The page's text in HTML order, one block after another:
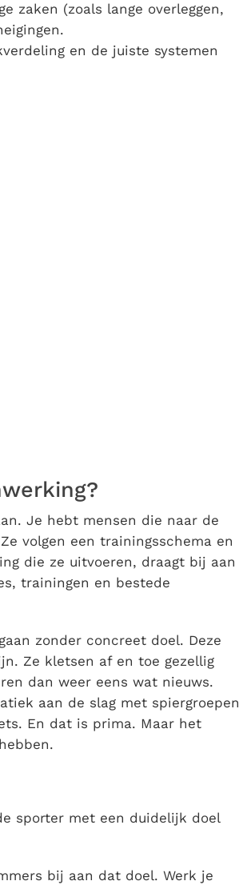
zaken (zoals lange overleggen,
en de juiste systemen
Je hebt mensen die naar de
volgen een trainingsschema en
die ze uitvoeren, draagt bij aan
trainingen en bestede
zonder concreet doel. Deze
Ze kletsen af en toe gezellig
dan weer eens wat nieuws.
aan de slag met spiergroepen
En dat is prima. Maar het
sporter met een duidelijk doel
bij aan dat doel. Werk je